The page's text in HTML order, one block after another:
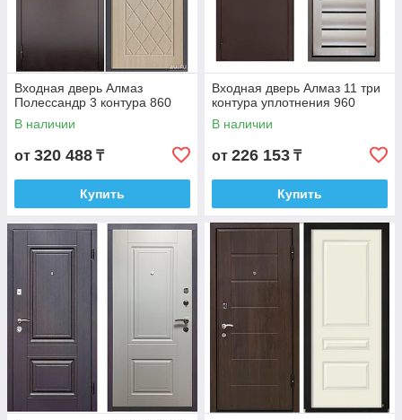
Входная дверь Алмаз
Полессандр 3 контура 860
В наличии
от 320 488 ₸
Купить
Входная дверь Алмаз 11 три
контура уплотнения 960
В наличии
от 226 153 ₸
Купить